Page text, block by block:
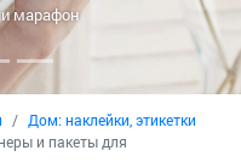
марафон
Дом: наклейки, этикетки
и пакеты для